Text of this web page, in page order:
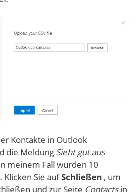
Kontakte in Outlook
die Meldung Sieht gut aus
meinem Fall wurden 10
Sie aufSchließen , um
und zur Seite Contactsin